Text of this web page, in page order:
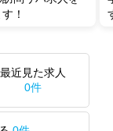
！
最近見た求人
0件